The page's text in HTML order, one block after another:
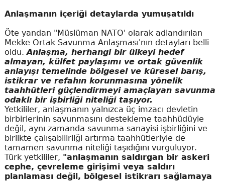
Anlaşmanın içeriği detaylarda yumuşatıldı
Öte yandan "Müslüman NATO' olarak adlandırılan
Mekke Ortak Savunma Anlaşması'nın detayları belli
oldu.Anlaşma, herhangi bir ülkeyi hedef
almayan, külfet paylaşımı ve ortak güvenlik
anlayışı temelinde bölgesel ve küresel barış,
istikrar ve refahın korunmasına yönelik
taahhütleri güçlendirmeyi amaçlayan savunma
odaklı bir işbirliği niteliği taşıyor.
Yetkililer, anlaşmanın yalnızca üç imzacı devletin
birbirlerinin savunmasını destekleme taahhüdüyle
değil, aynı zamanda savunma sanayisi işbirliğini ve
birlikte çalışabilirliği artırma taahhütleriyle de
tamamen savunma niteliği taşıdığını vurguluyor.
Türk yetkililer, "anlaşmanın saldırgan bir askeri
cephe, çevreleme girişimi veya saldırı
planlaması değil, bölgesel istikrarı sağlamaya